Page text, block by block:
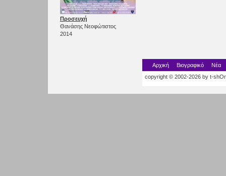
Προσευχή
Θανάσης Νεοφώτιστος
2014
Αρχική Βιογραφικό
Νέα
copyright © 2002-2026 by t-